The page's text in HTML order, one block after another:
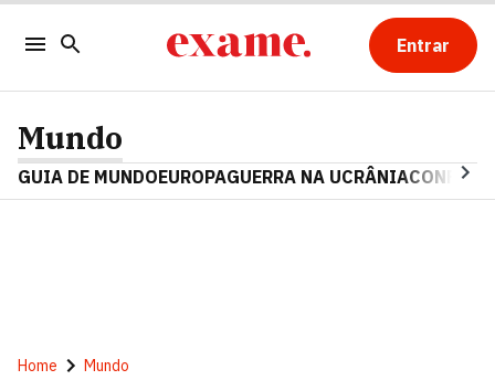
Entrar
Mundo
GUIA DE MUNDOEUROPAGUERRA NA UCRÂNIA
Home Mundo